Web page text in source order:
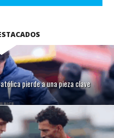
pierde a una pieza clave